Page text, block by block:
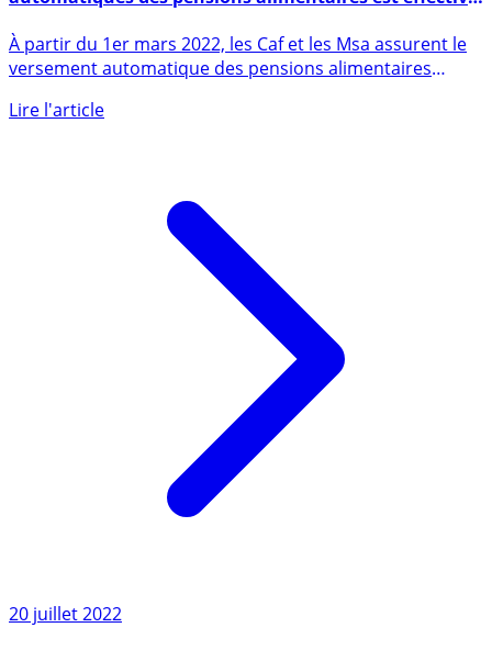
automatiques des pensions alimentaires est effective
au 1er mars 2022
versement automatique des pensions alimentaires